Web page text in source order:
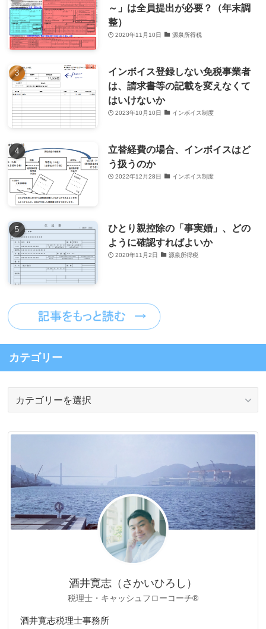
～」は全員提出が必要？（年末調
整）
2020年11月10日 源泉所得税
インボイス登録しない免税事業者
は、請求書等の記載を変えなくて
はいけないか
2023年10月10日 インボイス制度
立替経費の場合、インボイスはど
う扱うのか
2022年12月28日 インボイス制度
ひとり親控除の「事実婚」、どの
ように確認すればよいか
2020年11月2日 源泉所得税
カテゴリー
リ
酒井寛志（さかいひろし）
税理士・キャッシュフローコーチ®
酒井寛志税理士事務所